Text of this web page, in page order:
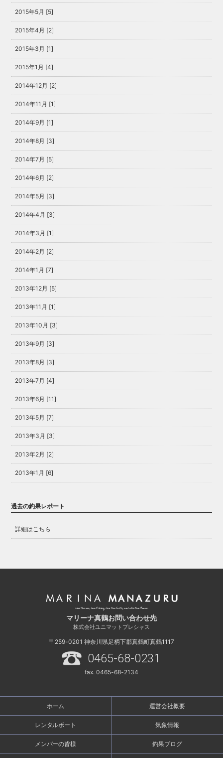
2015年5月 [5]
2015年4月 [2]
2015年3月 [1]
2015年1月 [4]
2014年12月 [2]
2014年11月 [1]
2014年9月 [1]
2014年8月 [3]
2014年7月 [5]
2014年6月 [2]
2014年5月 [3]
2014年4月 [3]
2014年3月 [1]
2014年2月 [2]
2014年1月 [7]
2013年12月 [5]
2013年11月 [1]
2013年10月 [3]
2013年9月 [3]
2013年8月 [3]
2013年7月 [4]
2013年6月 [11]
2013年5月 [7]
2013年3月 [3]
2013年2月 [2]
2013年1月 [6]
過去の釣果レポート
詳細はこちら
マリーナ真鶴お問い合わせ先
株式会社ユニマットプレシャス
〒259-0201 神奈川県足柄下郡真鶴町真鶴1117
0465-68-0231
fax. 0465-68-2134
ホーム 運営会社概要
レンタルボート 気象情報
メンバーの皆様 釣果ブログ